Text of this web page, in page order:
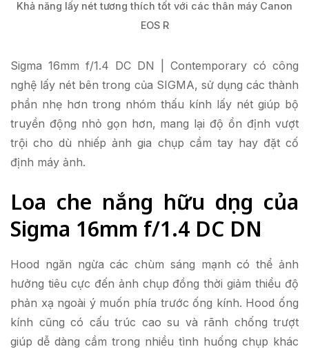
Khả năng lấy nét tương thích tốt với các thân máy Canon
EOS R
Sigma 16mm f/1.4 DC DN | Contemporary có công
nghệ lấy nét bên trong của SIGMA, sử dụng các thành
phần nhẹ hơn trong nhóm thấu kính lấy nét giúp bộ
truyền động nhỏ gọn hơn, mang lại độ ổn định vượt
trội cho dù nhiếp ảnh gia chụp cầm tay hay đặt cố
định máy ảnh.
Loa che nắng hữu dụng của
Sigma 16mm f/1.4 DC DN
Hood ngăn ngừa các chùm sáng mạnh có thể ảnh
hưởng tiêu cực đến ảnh chụp đồng thời giảm thiểu độ
phản xạ ngoài ý muốn phía trước ống kính. Hood ống
kính cũng có cấu trúc cao su và rãnh chống trượt
giúp dễ dàng cầm trong nhiều tình huống chụp khác